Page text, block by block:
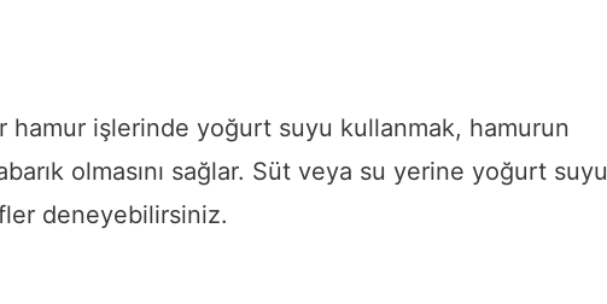
hamur işlerinde yoğurt suyu kullanmak, hamurun
olmasını sağlar. Süt veya su yerine yoğurt suyu
deneyebilirsiniz.